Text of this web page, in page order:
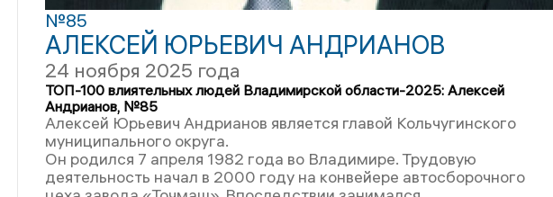
№85
АЛЕКСЕЙ ЮРЬЕВИЧ АНДРИАНОВ
24 ноября 2025 года
ТОП-100 влиятельных людей Владимирской области-2025: Алексей
Андрианов, №85
Алексей Юрьевич Андрианов является главой Кольчугинского
муниципального округа.
Он родился 7 апреля 1982 года во Владимире. Трудовую
деятельность начал в 2000 году на конвейере автосборочного